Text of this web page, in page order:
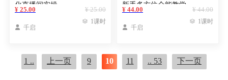
化直播间实操
¥ 25.00
¥ 25.00
 千启
 1课时
新手多方位全能教学
¥ 44.00
¥ 44.00
 千启
 1课时
1 .. 上一页 9 10 11 .. 53 下一页